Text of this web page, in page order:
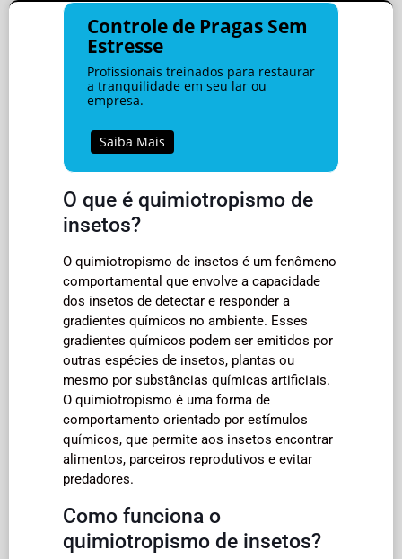
Controle de Pragas Sem
Estresse
Profissionais treinados para restaurar
a tranquilidade em seu lar ou
empresa.
Saiba Mais
O que é quimiotropismo de
insetos?
O quimiotropismo de insetos é um fenômeno
comportamental que envolve a capacidade
dos insetos de detectar e responder a
gradientes químicos no ambiente. Esses
gradientes químicos podem ser emitidos por
outras espécies de insetos, plantas ou
mesmo por substâncias químicas artificiais.
O quimiotropismo é uma forma de
comportamento orientado por estímulos
químicos, que permite aos insetos encontrar
alimentos, parceiros reprodutivos e evitar
predadores.
Como funciona o
quimiotropismo de insetos?